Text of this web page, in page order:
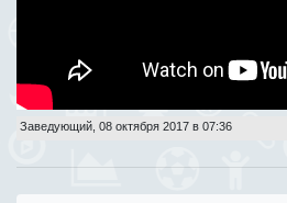
Заведующий 08 октября 2017 в 07:36